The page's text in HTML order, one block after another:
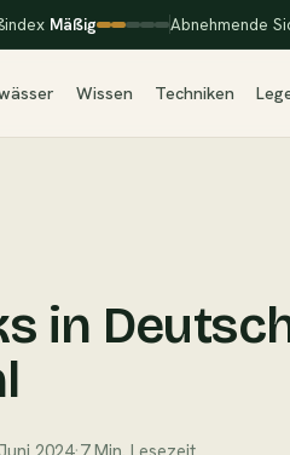
Mäßig Abnehmende
Wissen Techniken
in